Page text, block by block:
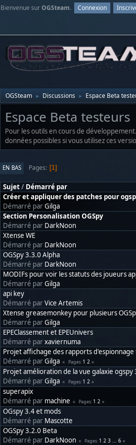
Bienvenue surOGSteam. Connexion
OGSteam ► Discussions ► Espace Beta
Espace Beta testeurs
Pour les outils en cours de
données possibles si vous utilisez ces
EN BAS Pages 1
Sujet/ Démarré par
Créer et appliquer des patches pour
Démarré parGilga
Section Personalisation OGSpy
Démarré par DarkNoon
Xtense WE
Démarré par DarkNoon
OGSpy 3.3.0 Alpha
Démarré par DarkNoon
MODIFs pour voir les statuts des joueurs
Démarré parGilga
api key
Démarré parVice Artemis
Xtense greasemonkey pour plusieurs
Démarré parGilga
EPEClassement et EPEUnivers
Démarré parxaviernuma
Projet affichage des rapports d'espionnage
Démarré parGilga Pages 1 2
Projet amélioration de la vue galaxie ogspy
Démarré parGilga Pages 1 2
superapix
Démarré par machine Pages 1 2
OGspy 3.4 et mods
Démarré par Mascotte
OGSpy 3.2.0 Beta
Démarré par DarkNoon Pages 1 2 3 ... 6